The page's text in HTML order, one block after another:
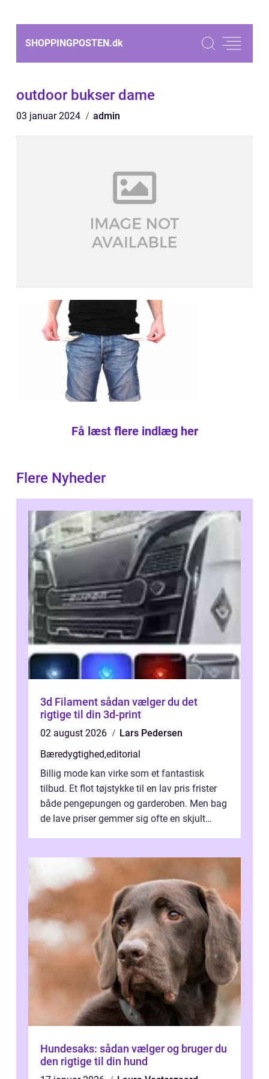
SHOPPINGPOSTEN.dk
outdoor bukser dame
03 januar 2024 admin
Få læst flere indlæg her
Flere Nyheder
3d Filament sådan vælger du det
rigtige til din 3d-print
02 august 2026
Lars Pedersen
Bæredygtighed,editorial
Billig mode kan virke som et fantastisk
tilbud. Et flot tøjstykke til en lav pris frister
både pengepungen og garderoben. Men bag
de lave priser gemmer sig ofte en skjult
Hundesaks: sådan vælger og bruger du
den rigtige til din hund